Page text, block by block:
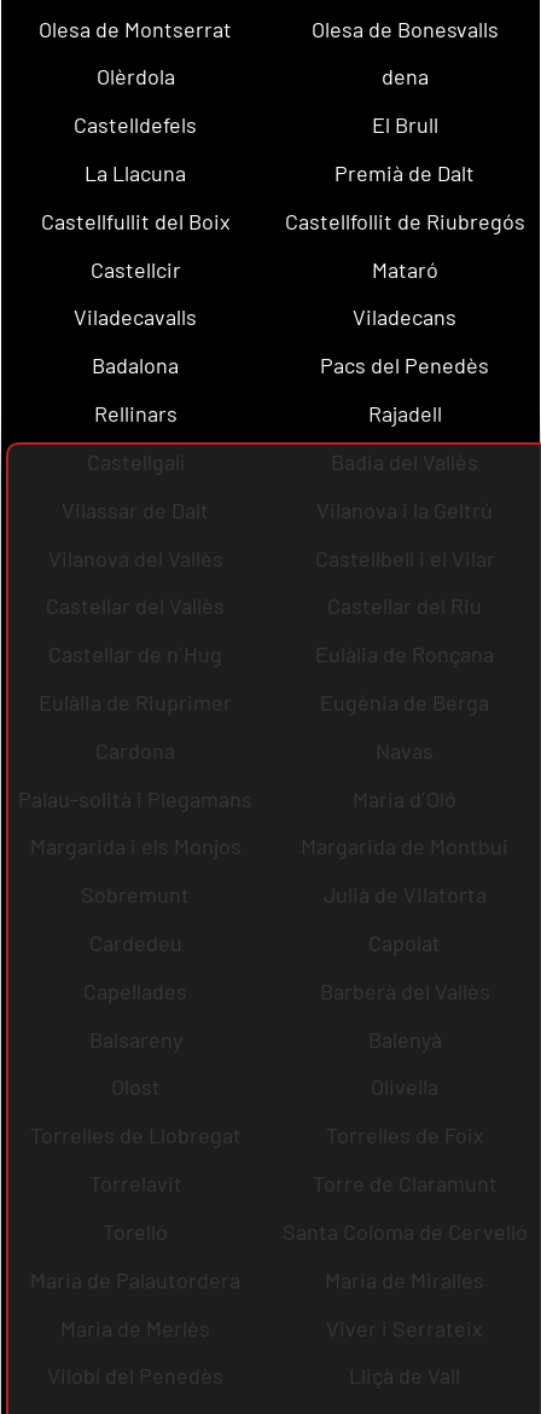
Olesa de Montserrat
Olesa de Bonesvalls
Olèrdola
dena
Castelldefels
El Brull
La Llacuna
Premià de Dalt
Castellfullit del Boix
Castellfollit de Riubregós
Castellcir
Mataró
Viladecavalls
Viladecans
Badalona
Pacs del Penedès
Rellinars
Rajadell
Castellgalí
Badia del Vallès
Vilassar de Dalt
Vilanova i la Geltrú
Vilanova del Vallès
Castellbell i el Vilar
Castellar del Vallès
Castellar del Riu
Castellar de n´Hug
Eulàlia de Ronçana
Eulàlia de Riuprimer
Eugènia de Berga
Cardona
Navas
Palau-solità i Plegamans
Maria d´Oló
Margarida i els Monjos
Margarida de Montbui
Sobremunt
Julià de Vilatorta
Cardedeu
Capolat
Capellades
Barberà del Vallès
Balsareny
Balenyà
Olost
Olivella
Torrelles de Llobregat
Torrelles de Foix
Torrelavit
Torre de Claramunt
Torelló
Santa Coloma de Cervelló
Maria de Palautordera
Maria de Miralles
Maria de Merlès
Viver i Serrateix
Vilobí del Penedès
Lliçà de Vall